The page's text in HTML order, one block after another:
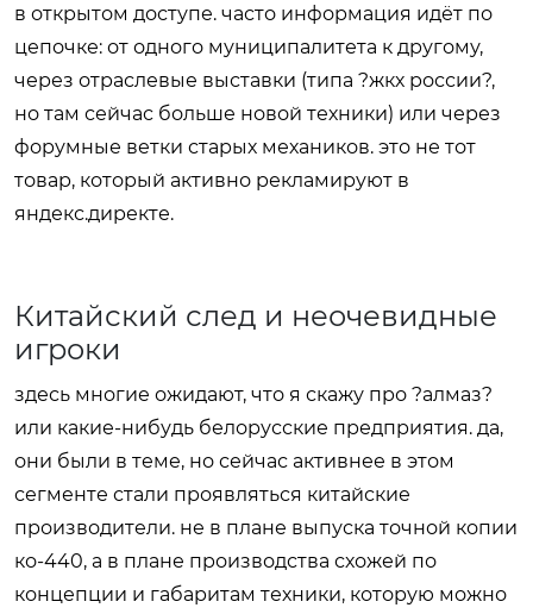
в открытом доступе. часто информация идёт по
цепочке: от одного муниципалитета к другому,
через отраслевые выставки (типа ?жкх россии?,
но там сейчас больше новой техники) или через
форумные ветки старых механиков. это не тот
товар, который активно рекламируют в
яндекс.директе.
Китайский след и неочевидные
игроки
здесь многие ожидают, что я скажу про ?алмаз?
или какие-нибудь белорусские предприятия. да,
они были в теме, но сейчас активнее в этом
сегменте стали проявляться китайские
производители. не в плане выпуска точной копии
ко-440, а в плане производства схожей по
концепции и габаритам техники, которую можно